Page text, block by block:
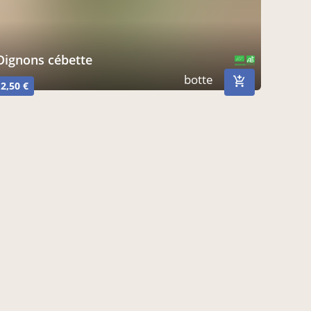
oignons cébette
2,50 € botte